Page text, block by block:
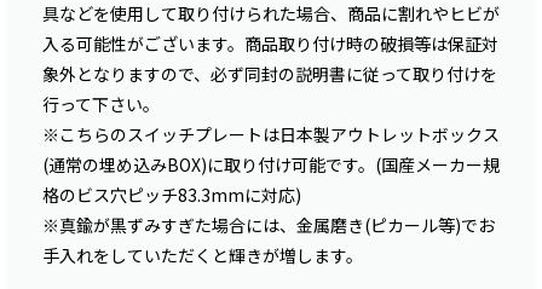
具などを使用して取り付けられた場合、商品に割れやヒビが
入る可能性がございます。商品取り付け時の破損等は保証対
象外となりますので、必ず同封の説明書に従って取り付けを
行って下さい。
※こちらのスイッチプレートは日本製アウトレットボックス
(通常の埋め込みBOX)に取り付け可能です。(国産メーカー規
格のビス穴ピッチ83.3mmに対応)
※真鍮が黒ずみすぎた場合には、金属磨き(ピカール等)でお
手入れをしていただくと輝きが増します。